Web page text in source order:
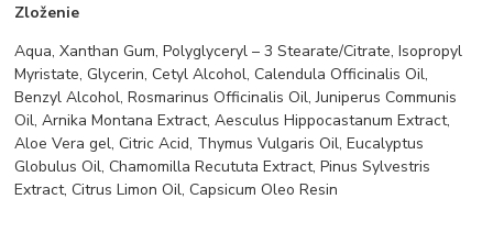
Zloženie
Aqua, Xanthan Gum, Polyglyceryl – 3 Stearate/Citrate, Isopropyl
Myristate, Glycerin, Cetyl Alcohol, Calendula Officinalis Oil,
Benzyl Alcohol, Rosmarinus Officinalis Oil, Juniperus Communis
Oil, Arnika Montana Extract, Aesculus Hippocastanum Extract,
Aloe Vera gel, Citric Acid, Thymus Vulgaris Oil, Eucalyptus
Globulus Oil, Chamomilla Recututa Extract, Pinus Sylvestris
Extract, Citrus Limon Oil, Capsicum Oleo Resin